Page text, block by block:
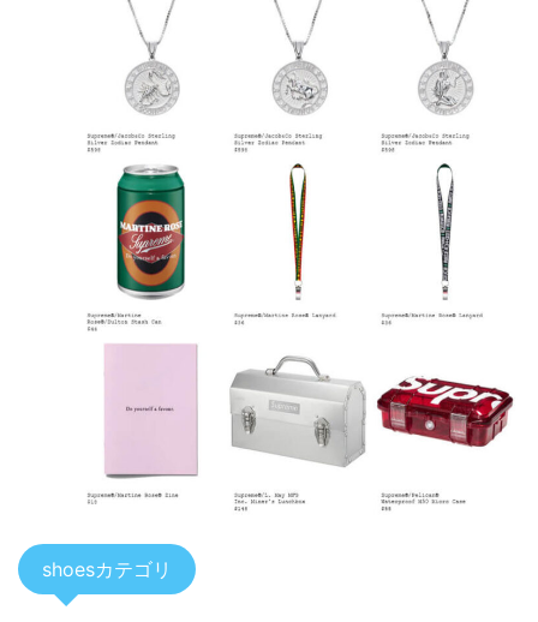
shoesカテゴリ